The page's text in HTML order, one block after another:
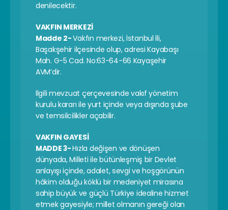
denilecektir.
VAKFIN MERKEZİ
Madde 2- Vakfın merkezi, İstanbul İli,
Başakşehir ilçesinde olup, adresi Kayabaşı
Mah. G-5 Cad. No:63-64-66 Kayaşehir
AVM’dir.
İlgili mevzuat çerçevesinde vakıf yönetim
kurulu kararı ile yurt içinde veya dışında şube
ve temsilcilikler açabilir.
VAKFIN GAYESİ
MADDE 3- Hızla değişen ve dönüşen
dünyada, Milleti ile bütünleşmiş bir Devlet
anlayışı içinde, adalet, sevgi ve hoşgörünün
hâkim olduğu köklü bir medeniyet mirasına
sahip büyük ve güçlü Türkiye idealine hizmet
etmek gayesiyle; millet olmanın gereği olan